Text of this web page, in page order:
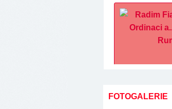
FOTOGALERIE